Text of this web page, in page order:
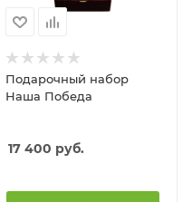
Подарочный набор
Наша Победа
17 400 руб.